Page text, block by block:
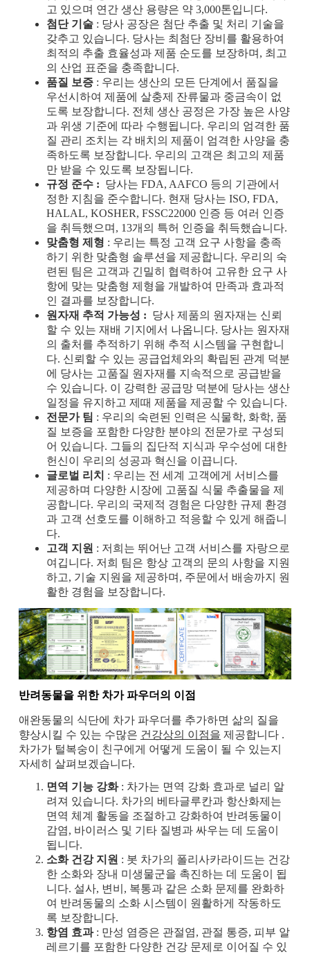
고 있으며 연간 생산 용량은 약 3,000톤입니다.
첨단 기술: 당사 공장은 첨단 추출 및 처리 기술을
갖추고 있습니다. 당사는 최첨단 장비를 활용하여
최적의 추출 효율성과 제품 순도를 보장하며, 최고
의 산업 표준을 충족합니다.
품질 보증: 우리는 생산의 모든 단계에서 품질을
우선시하여 제품에 살충제 잔류물과 중금속이 없
도록 보장합니다. 전체 생산 공정은 가장 높은 사양
과 위생 기준에 따라 수행됩니다. 우리의 엄격한 품
질 관리 조치는 각 배치의 제품이 엄격한 사양을 충
족하도록 보장합니다. 우리의 고객은 최고의 제품
만 받을 수 있도록 보장됩니다.
규정 준수 : 당사는 FDA, AAFCO 등의 기관에서
정한 지침을 준수합니다. 현재 당사는 ISO, FDA,
HALAL, KOSHER, FSSC22000 인증 등 여러 인증
을 취득했으며, 13개의 특허 인증을 취득했습니다.
맞춤형 제형 : 우리는 특정 고객 요구 사항을 충족
하기 위한 맞춤형 솔루션을 제공합니다. 우리의 숙
련된 팀은 고객과 긴밀히 협력하여 고유한 요구 사
항에 맞는 맞춤형 제형을 개발하여 만족과 효과적
인 결과를 보장합니다.
원자재 추적 가능성 : 당사 제품의 원자재는 신뢰
할 수 있는 재배 기지에서 나옵니다. 당사는 원자재
의 출처를 추적하기 위해 추적 시스템을 구현합니
다. 신뢰할 수 있는 공급업체와의 확립된 관계 덕분
에 당사는 고품질 원자재를 지속적으로 공급받을
수 있습니다. 이 강력한 공급망 덕분에 당사는 생산
일정을 유지하고 제때 제품을 제공할 수 있습니다.
전문가 팀 : 우리의 숙련된 인력은 식물학, 화학, 품
질 보증을 포함한 다양한 분야의 전문가로 구성되
어 있습니다. 그들의 집단적 지식과 우수성에 대한
헌신이 우리의 성공과 혁신을 이끕니다.
글로벌 리치 : 우리는 전 세계 고객에게 서비스를
제공하며 다양한 시장에 고품질 식물 추출물을 제
공합니다. 우리의 국제적 경험은 다양한 규제 환경
과 고객 선호도를 이해하고 적응할 수 있게 해줍니
다.
고객 지원 : 저희는 뛰어난 고객 서비스를 자랑으로
여깁니다. 저희 팀은 항상 고객의 문의 사항을 지원
하고, 기술 지원을 제공하며, 주문에서 배송까지 원
활한 경험을 보장합니다.
반려동물을 위한 차가 파우더의 이점
애완동물의 식단에 차가 파우더를 추가하면 삶의 질을
향상시킬 수 있는 수많은 건강상의 이점을 제공합니다 .
차가가 털복숭이 친구에게 어떻게 도움이 될 수 있는지
자세히 살펴보겠습니다.
면역 기능 강화: 차가는 면역 강화 효과로 널리 알
려져 있습니다. 차가의 베타글루칸과 항산화제는
면역 체계 활동을 조절하고 강화하여 반려동물이
감염, 바이러스 및 기타 질병과 싸우는 데 도움이
됩니다.
소화 건강 지원 : 봇 차가의 폴리사카라이드는 건강
한 소화와 장내 미생물군을 촉진하는 데 도움이 됩
니다. 설사, 변비, 복통과 같은 소화 문제를 완화하
여 반려동물의 소화 시스템이 원활하게 작동하도
록 보장합니다.
항염 효과: 만성 염증은 관절염, 관절 통증, 피부 알
레르기를 포함한 다양한 건강 문제로 이어질 수 있